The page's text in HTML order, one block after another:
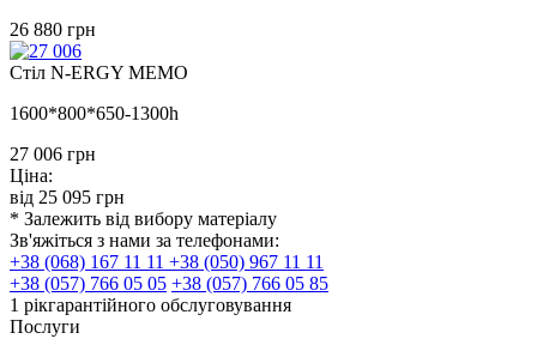
26 880 грн
Стіл N-ERGY MEMO
1600*800*650-1300h
27 006 грн
Ціна:
від 25 095 грн
* Залежить від вибору матеріалу
Зв'яжіться з нами за телефонами:
+38 (068) 167 11 11 +38 (050) 967 11 11
+38 (057) 766 05 05 +38 (057) 766 05 85
1 рікгарантійного обслуговування
Послуги